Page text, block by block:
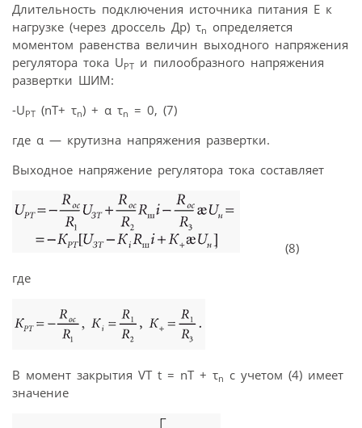
Длительность подключения источника питания E к
нагрузке (через дроссель Др) τn определяется
моментом равенства величин выходного напряжения
регулятора тока UРТ и пилообразного напряжения
развертки ШИМ:
-UРТ (nT+ τn) + α τn = 0, (7)
где α — крутизна напряжения развертки.
Выходное напряжение регулятора тока составляет
(8)
где
В момент закрытия VT t = nT + τn с учетом (4) имеет
значение